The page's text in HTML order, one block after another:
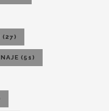
(27)
(51)